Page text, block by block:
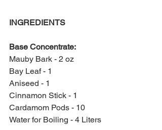
INGREDIENTS
Base Concentrate:
Mauby Bark - 2 oz
Bay Leaf - 1
Aniseed - 1
Cinnamon Stick - 1
Cardamom Pods - 10
Water for Boiling - 4 Liters